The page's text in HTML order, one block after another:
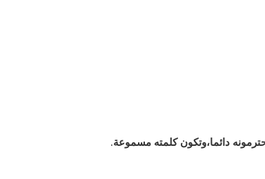
دائما،وتكون كلمته مسموعة.